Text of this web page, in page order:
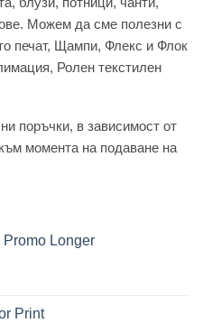
Можем да сме полезни с
печат, Щампи, Флекс и Флок
Ролен текстилен
поръчки, в зависимост от
момента на подаване на
Longer
Print